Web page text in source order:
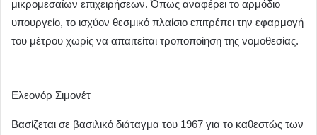
μικρομεσαίων επιχειρήσεων. Όπως αναφέρει το αρμόδιο
υπουργείο, το ισχύον θεσμικό πλαίσιο επιτρέπει την εφαρμογή
του μέτρου χωρίς να απαιτείται τροποποίηση της νομοθεσίας.
Ελεονόρ Σιμονέτ
Βασίζεται σε βασιλικό διάταγμα του 1967 για το καθεστώς των